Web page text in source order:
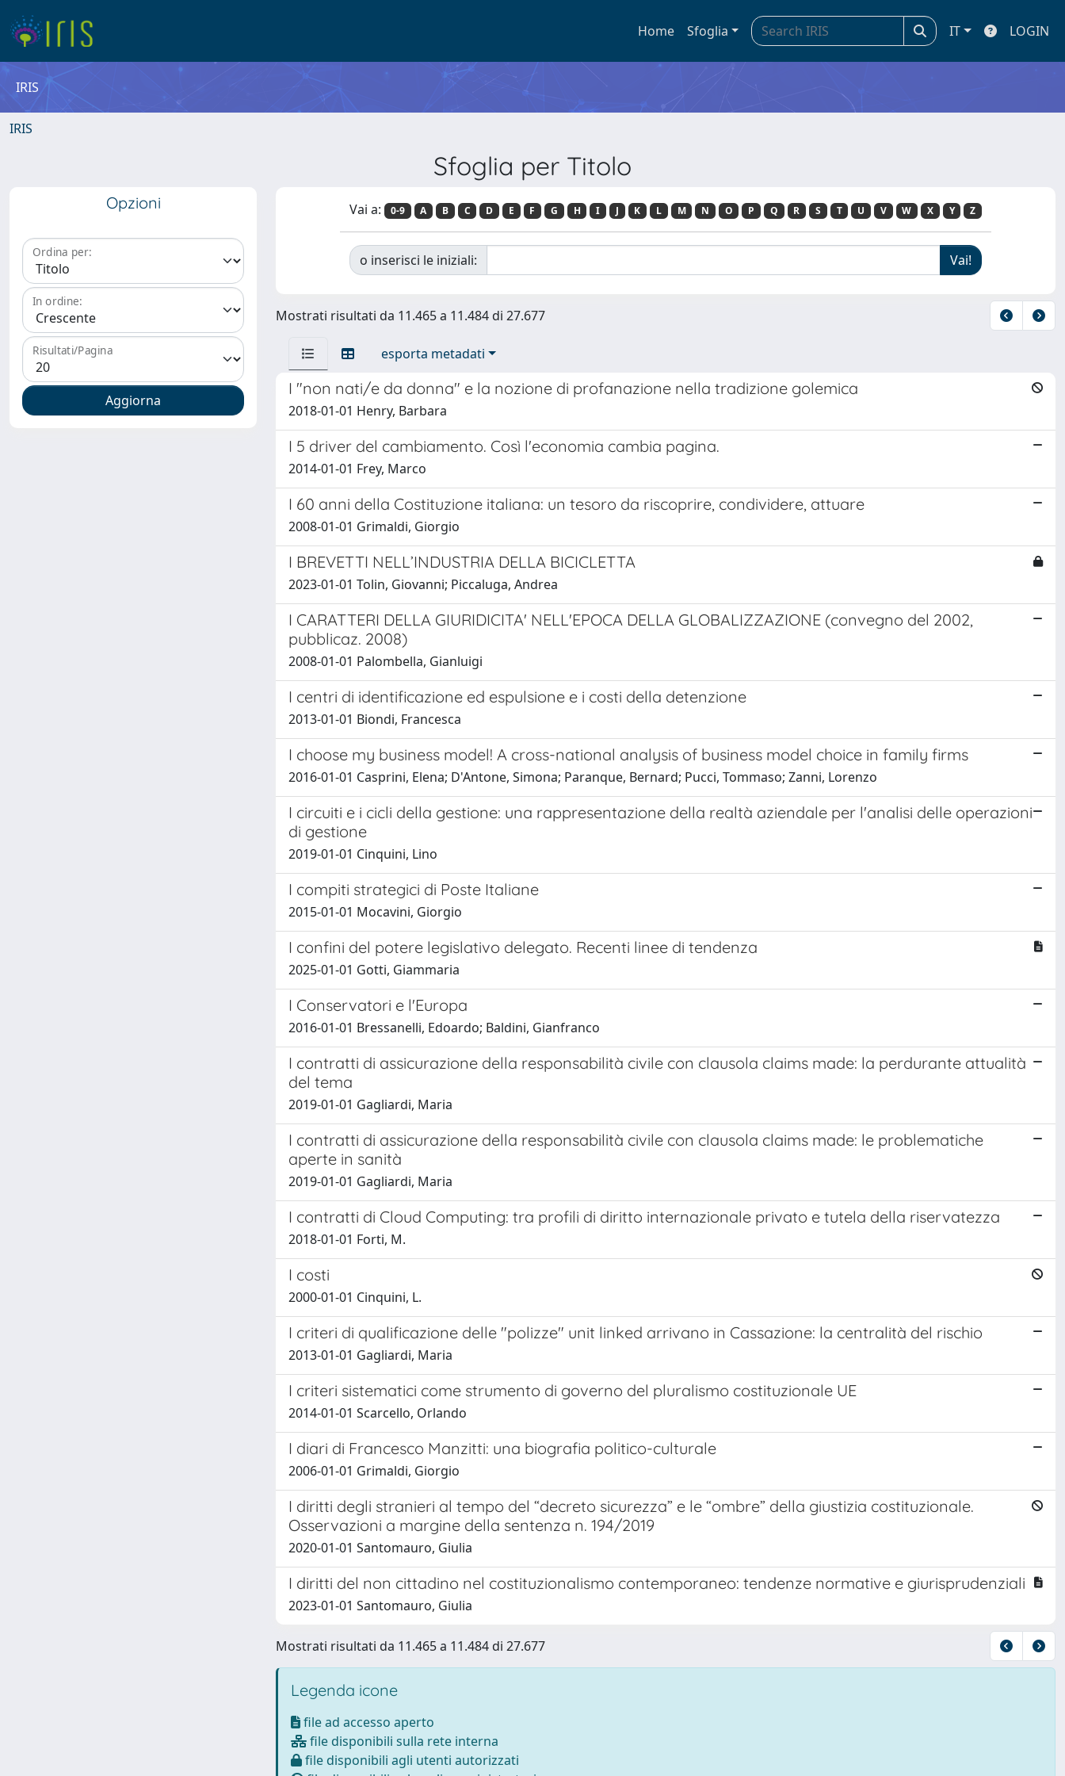
Home Sfoglia IT LOGIN
IRIS
IRIS
Sfoglia per Titolo
Opzioni
Ordina per:
In ordine:
Risultati/Pagina
Vai a: 0-9 A B C D E F G H I J K L M N O P Q R S T U V W X Y Z
o inserisci le iniziali:
Mostrati risultati da 11.465 a 11.484 di 27.677
esporta metadati
I "non nati/e da donna" e la nozione di profanazione nella tradizione golemica
2018-01-01 Henry, Barbara
I 5 driver del cambiamento. Così l'economia cambia pagina.
2014-01-01 Frey, Marco
I 60 anni della Costituzione italiana: un tesoro da riscoprire, condividere, attuare
2008-01-01 Grimaldi, Giorgio
I BREVETTI NELL’INDUSTRIA DELLA BICICLETTA
2023-01-01 Tolin, Giovanni; Piccaluga, Andrea
I CARATTERI DELLA GIURIDICITA' NELL'EPOCA DELLA GLOBALIZZAZIONE (convegno del 2002,
pubblicaz. 2008)
2008-01-01 Palombella, Gianluigi
I centri di identificazione ed espulsione e i costi della detenzione
2013-01-01 Biondi, Francesca
I choose my business model! A cross-national analysis of business model choice in family firms
2016-01-01 Casprini, Elena; D'Antone, Simona; Paranque, Bernard; Pucci, Tommaso; Zanni, Lorenzo
I circuiti e i cicli della gestione: una rappresentazione della realtà aziendale per l'analisi delle operazioni
di gestione
2019-01-01 Cinquini, Lino
I compiti strategici di Poste Italiane
2015-01-01 Mocavini, Giorgio
I confini del potere legislativo delegato. Recenti linee di tendenza
2025-01-01 Gotti, Giammaria
I Conservatori e l'Europa
2016-01-01 Bressanelli, Edoardo; Baldini, Gianfranco
I contratti di assicurazione della responsabilità civile con clausola claims made: la perdurante attualità
del tema
2019-01-01 Gagliardi, Maria
I contratti di assicurazione della responsabilità civile con clausola claims made: le problematiche
aperte in sanità
2019-01-01 Gagliardi, Maria
I contratti di Cloud Computing: tra profili di diritto internazionale privato e tutela della riservatezza
2018-01-01 Forti, M.
I costi
2000-01-01 Cinquini, L.
I criteri di qualificazione delle "polizze" unit linked arrivano in Cassazione: la centralità del rischio
2013-01-01 Gagliardi, Maria
I criteri sistematici come strumento di governo del pluralismo costituzionale UE
2014-01-01 Scarcello, Orlando
I diari di Francesco Manzitti: una biografia politico-culturale
2006-01-01 Grimaldi, Giorgio
I diritti degli stranieri al tempo del “decreto sicurezza” e le “ombre” della giustizia costituzionale.
Osservazioni a margine della sentenza n. 194/2019
2020-01-01 Santomauro, Giulia
I diritti del non cittadino nel costituzionalismo contemporaneo: tendenze normative e giurisprudenziali
2023-01-01 Santomauro, Giulia
Mostrati risultati da 11.465 a 11.484 di 27.677
Legenda icone
file ad accesso aperto
file disponibili sulla rete interna
file disponibili agli utenti autorizzati